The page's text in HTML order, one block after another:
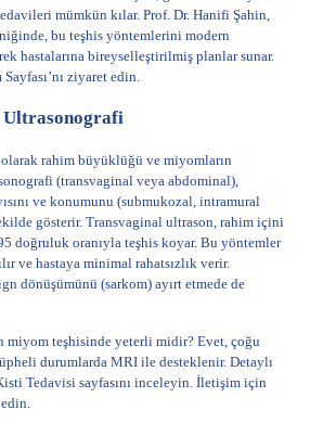
mümkün kılar. Prof. Dr. Hanifi Şahin,
bu teşhis yöntemlerini modern
hastalarına bireyselleştirilmiş planlar sunar.
’nı ziyaret edin.
Ultrasonografi
rahim büyüklüğü ve miyomların
(transvaginal veya abdominal),
ve konumunu (submukozal, intramural
gösterir. Transvaginal ultrason, rahim içini
doğruluk oranıyla teşhis koyar. Bu yöntemler
ve hastaya minimal rahatsızlık verir.
dönüşümünü (sarkom) ayırt etmede de
miyom teşhisinde yeterli midir? Evet, çoğu
durumlarda MRI ile desteklenir. Detaylı
Tedavisi sayfasını inceleyin. İletişim için